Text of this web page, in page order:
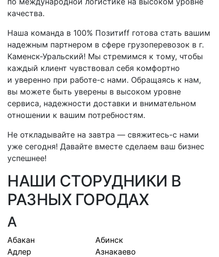
качества.
Наша команда в 100% Позитиff готова стать вашим
надежным партнером в сфере грузоперевозок в г.
Каменск-Уральский! Мы стремимся к тому, чтобы
каждый клиент чувствовал себя комфортно
и уверенно при работе-с нами. Обращаясь к нам,
вы можете быть уверены в высоком уровне
сервиса, надежности доставки и внимательном
отношении к вашим потребностям.
Не откладывайте на завтра — свяжитесь-с нами
уже сегодня! Давайте вместе сделаем ваш бизнес
успешнее!
НАШИ СТОРУДНИКИ В
РАЗНЫХ ГОРОДАХ
А
Абакан
Абинск
Адлер
Азнакаево